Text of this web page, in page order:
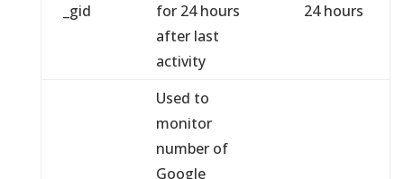
_gid
for 24 hours
after last
activity
24 hours
Used to
monitor
number of
Google